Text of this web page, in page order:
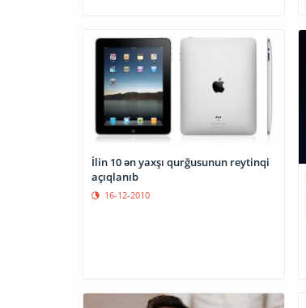
İlin 10 ən yaxşı qurğusunun reytinqi
açıqlanıb
16-12-2010